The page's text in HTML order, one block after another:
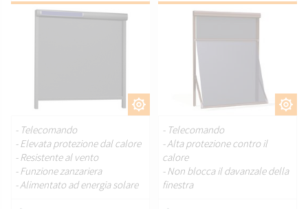
- Telecomando
- Elevata protezione dal calore
- Resistente al vento
- Funzione zanzariera
- Alimentato ad energia solare
PERSONALIZZARE.
- Telecomando
- Alta protezione contro il
calore
- Non blocca il davanzale della
finestra